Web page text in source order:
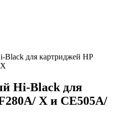
Black для картриджей HP
Hi-Black для
X и CE505A/